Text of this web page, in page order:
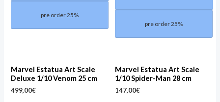
pre order 25%
pre order 25%
Marvel Estatua Art Scale
Deluxe 1/10 Venom 25 cm
499,00€
Marvel Estatua Art Scale
1/10 Spider-Man 28 cm
147,00€